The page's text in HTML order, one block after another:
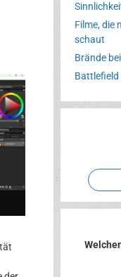
Filme, die
schaut
Brände
Battlefield